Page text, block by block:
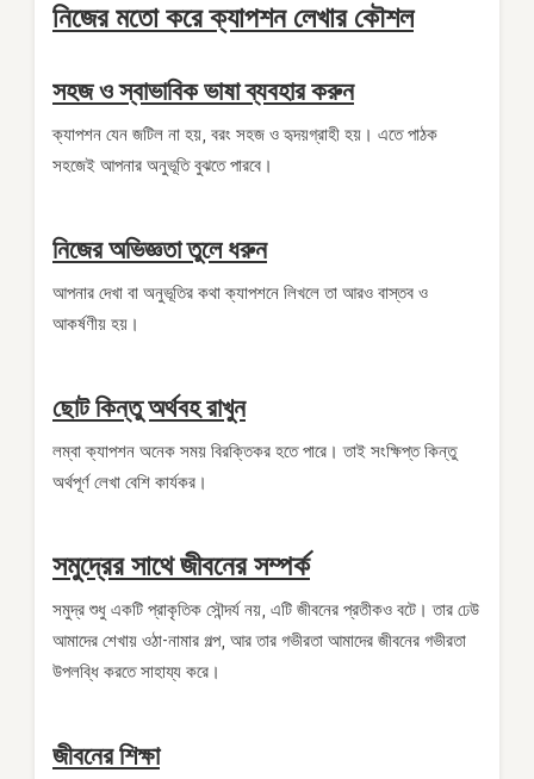
নিজের মতো করে ক্যাপশন লেখার কৌশল
সহজ ও স্বাভাবিক ভাষা ব্যবহার করুন
ক্যাপশন যেন জটিল না হয়, বরং সহজ ও হৃদয়গ্রাহী হয়। এতে পাঠক
সহজেই আপনার অনুভূতি বুঝতে পারবে।
নিজের অভিজ্ঞতা তুলে ধরুন
আপনার দেখা বা অনুভূতির কথা ক্যাপশনে লিখলে তা আরও বাস্তব ও
আকর্ষণীয় হয়।
ছোট কিন্তু অর্থবহ রাখুন
লম্বা ক্যাপশন অনেক সময় বিরক্তিকর হতে পারে। তাই সংক্ষিপ্ত কিন্তু
অর্থপূর্ণ লেখা বেশি কার্যকর।
সমুদ্রের সাথে জীবনের সম্পর্ক
সমুদ্র শুধু একটি প্রাকৃতিক সৌন্দর্য নয়, এটি জীবনের প্রতীকও বটে। তার ঢেউ
আমাদের শেখায় ওঠা-নামার গল্প, আর তার গভীরতা আমাদের জীবনের গভীরতা
উপলব্ধি করতে সাহায্য করে।
জীবনের শিক্ষা